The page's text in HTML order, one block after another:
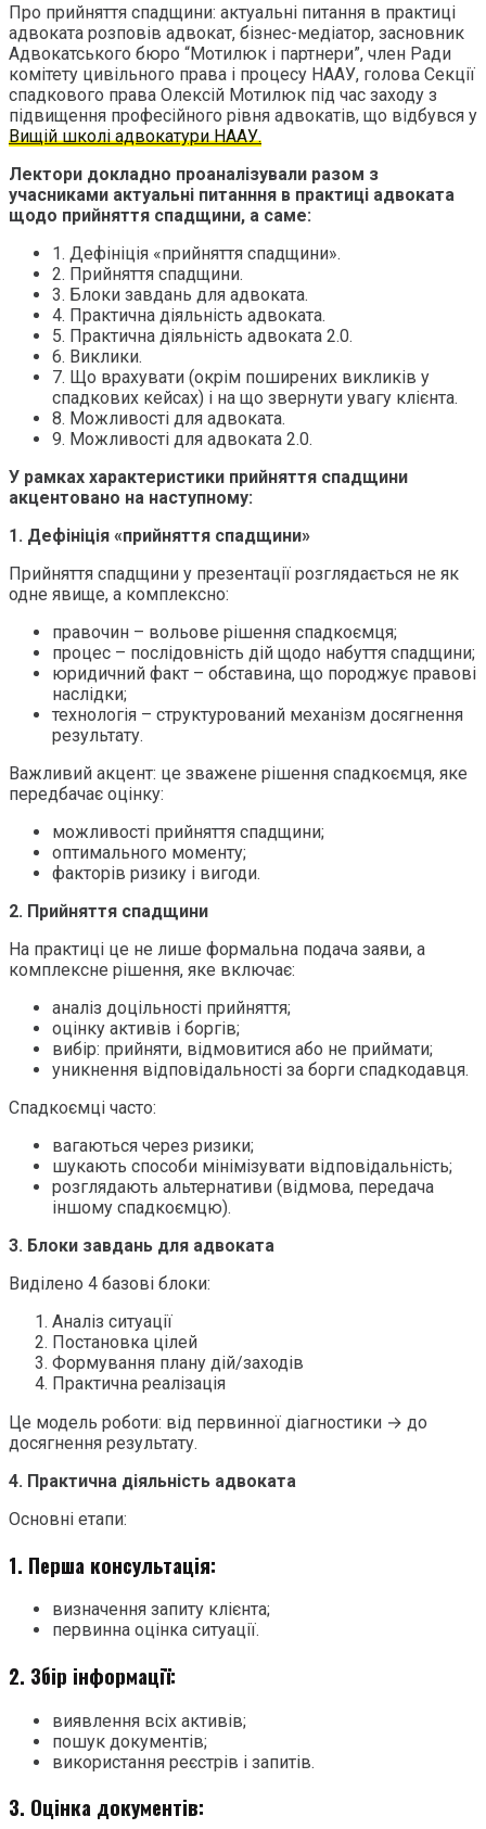
Про прийняття спадщини: актуальні питання в практиці
адвоката розповів адвокат, бізнес-медіатор, засновник
Адвокатського бюро “Мотилюк і партнери”, член Ради
комітету цивільного права і процесу НААУ, голова Секції
спадкового права Олексій Мотилюк під час заходу з
підвищення професійного рівня адвокатів, що відбувся у
Вищій школі адвокатури НААУ.
Лектори докладно проаналізували разом з
учасниками актуальні питанння в практиці адвоката
щодо прийняття спадщини, а саме:
1. Дефініція «прийняття спадщини».
2. Прийняття спадщини.
3. Блоки завдань для адвоката.
4. Практична діяльність адвоката.
5. Практична діяльність адвоката 2.0.
6. Виклики.
7. Що врахувати (окрім поширених викликів у
спадкових кейсах) і на що звернути увагу клієнта.
8. Можливості для адвоката.
9. Можливості для адвоката 2.0.
У рамках характеристики прийняття спадщини
акцентовано на наступному:
1. Дефініція «прийняття спадщини»
Прийняття спадщини у презентації розглядається не як
одне явище, а комплексно:
правочин – вольове рішення спадкоємця;
процес – послідовність дій щодо набуття спадщини;
юридичний факт – обставина, що породжує правові
наслідки;
технологія – структурований механізм досягнення
результату.
Важливий акцент: це зважене рішення спадкоємця, яке
передбачає оцінку:
можливості прийняття спадщини;
оптимального моменту;
факторів ризику і вигоди.
2. Прийняття спадщини
На практиці це не лише формальна подача заяви, а
комплексне рішення, яке включає:
аналіз доцільності прийняття;
оцінку активів і боргів;
вибір: прийняти, відмовитися або не приймати;
уникнення відповідальності за борги спадкодавця.
Спадкоємці часто:
вагаються через ризики;
шукають способи мінімізувати відповідальність;
розглядають альтернативи (відмова, передача
іншому спадкоємцю).
3. Блоки завдань для адвоката
Виділено 4 базові блоки:
Аналіз ситуації
Постановка цілей
Формування плану дій/заходів
Практична реалізація
Це модель роботи: від первинної діагностики → до
досягнення результату.
4. Практична діяльність адвоката
Основні етапи:
1. Перша консультація:
визначення запиту клієнта;
первинна оцінка ситуації.
2. Збір інформації:
виявлення всіх активів;
пошук документів;
використання реєстрів і запитів.
3. Оцінка документів: